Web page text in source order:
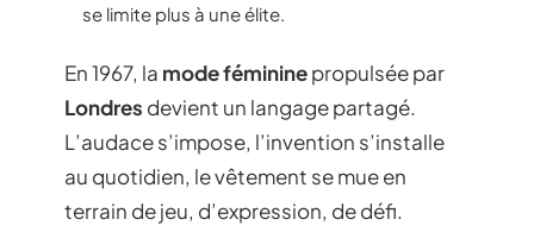
se limite plus à une élite.
En 1967, la mode fémininepropulsée par
Londres devient un langage partagé.
L’audace s’impose, l’invention s’installe
au quotidien, le vêtement se mue en
terrain de jeu, d’expression, de défi.